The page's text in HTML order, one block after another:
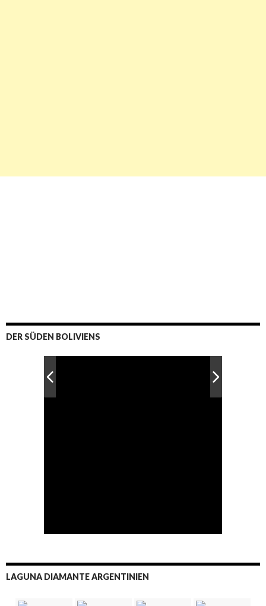
DER SÜDEN BOLIVIENS
LAGUNA DIAMANTE ARGENTINIEN